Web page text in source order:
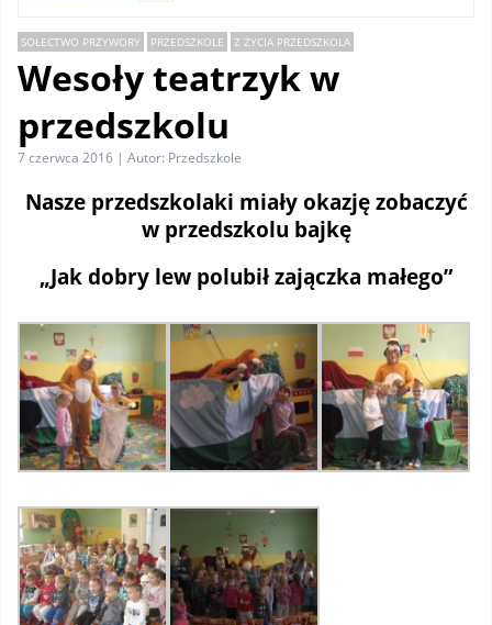
SOŁECTWO PRZYWORY PRZEDSZKOLE Z ŻYCIA PRZEDSZKOLA
Wesoły teatrzyk w
przedszkolu
7 czerwca 2016 | Autor: Przedszkole
Nasze przedszkolaki miały okazję zobaczyć
w przedszkolu bajkę
„Jak dobry lew polubił zajączka małego”